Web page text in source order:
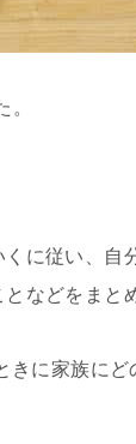
に従い、自
などをまと
に家族に